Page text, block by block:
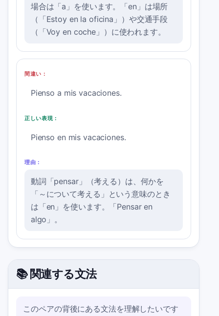
場合は「a」を使います。「en」は場所
（「Estoy en la oficina」）や交通手段
（「Voy en coche」）に使われます。
間違い：
Pienso a mis vacaciones.
正しい表現：
Pienso en mis vacaciones.
理由：
動詞「pensar」（考える）は、何かを
「～について考える」という意味のとき
は「en」を使います。「Pensar en
algo」。
📚 関連する文法
このペアの背後にある文法を理解したいです